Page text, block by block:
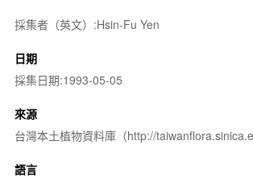
採集者（英文）:Hsin-Fu Yen
日期
採集日期:1993-05-05
來源
台灣本土植物資料庫（http://
語言